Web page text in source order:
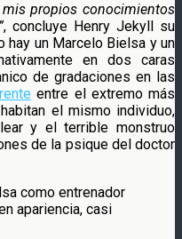
propios conocimientos
, concluye Henry Jekyll su
hay un Marcelo Bielsa y un
en dos caras
de gradaciones en las
entre el extremo más
el mismo individuo,
y el terrible monstruo
de la psique del doctor
como entrenador
apariencia, casi